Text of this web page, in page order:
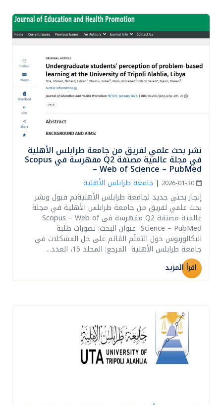
نشر بحث علمي لفريق من جامعة طرابلس الأهلية
في مجلة عالمية مصنفة Q2 مفهرسة في Scopus
– Web of Science – PubMed
2026-01-30
| جامعة طرابلس الأهلية
إنجاز بحثي جديد لجامعة طرابلس الأهليةتم قبول ونشر
بحث علمي لفريق من جامعة طرابلس الأهلية في مجلة
عالمية مصنفة Q2 مفهرسة في Scopus – Web of
Science – PubMed عنوان البحث: تصورات طلبة
البكالوريوس حول التعلّم القائم على حل المشكلات في
جامعة طرابلس الأهلية المرجع: المجلد 15، العدد...
اقرأ المزيد